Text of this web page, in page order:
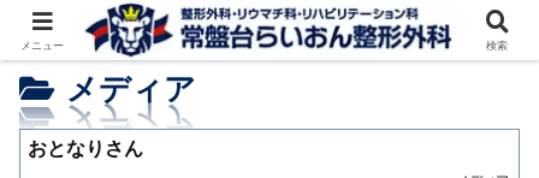
メディア
おとなりさん
メニュー 検索